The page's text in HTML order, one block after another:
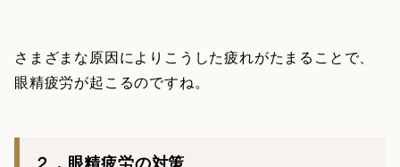
さまざまな原因によりこうした疲れがたまることで、
眼精疲労が起こるのですね。
２．眼精疲労の対策